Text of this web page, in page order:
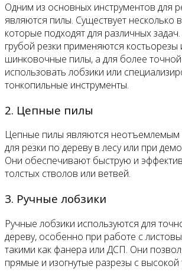
Одним из основных инструментов для
являются пилы. Существует несколько
которые подходят для различных
грубой резки применяются
шинковочные пилы, а для более
использовать лобзики или
тонкопильные инструменты.
2. Цепные пилы
Цепные пилы являются неотъемлемым
для резки по дереву в лесу или при
Они обеспечивают быструю и
толстых стволов или ветвей.
3. Ручные лобзики
Ручные лобзики используются для
дереву, особенно при работе с
такими как фанера или ДСП. Они
прямые и изогнутые разрезы с